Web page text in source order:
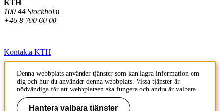
KTH
100 44 Stockholm
+46 8 790 60 00
Kontakta KTH
Jobba på KTH
Press och media
Faktura och betalning KTH
Denna webbplats använder tjänster som kan lagra information om
dig och hur du använder denna webbplats. Vissa tjänster är
nödvändiga för att webbplatsen ska fungera och andra är valbara.
Hantera valbara tjänster